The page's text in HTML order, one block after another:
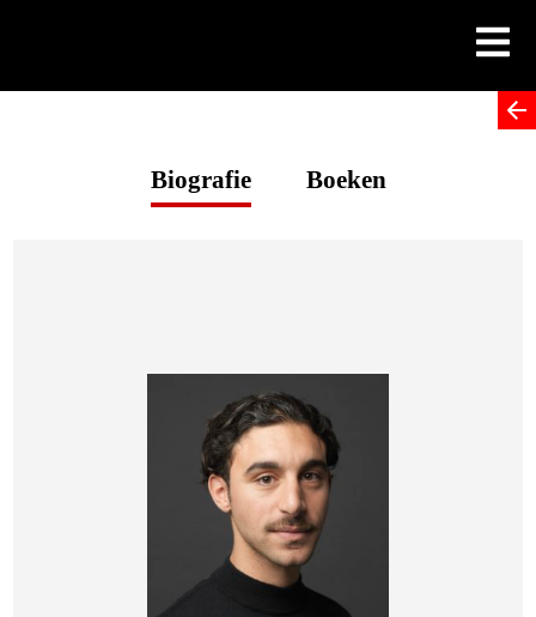
Biografie Boeken